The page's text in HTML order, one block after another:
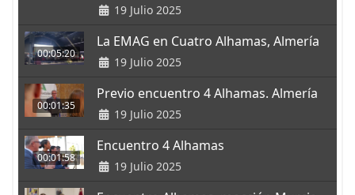
19 Julio 2025
00:05:20
La EMAG en Cuatro Alhamas, Almería
19 Julio 2025
00:01:35
Previo encuentro 4 Alhamas. Almería
19 Julio 2025
00:01:58
Encuentro 4 Alhamas
19 Julio 2025